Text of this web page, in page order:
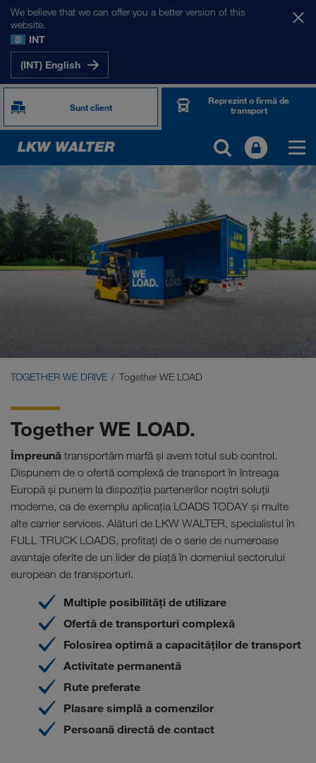
We believe that we can offer you a better version of this
website.
INT
(INT) English
Sunt client
Reprezint o firmă de
transport
TOGETHER WE DRIVE
WE LOAD
WE GROW
TOGETHER WE DRIVE Together WE LOAD
Together WE LOAD.
Împreună transportăm marfă și avem totul sub control.
Dispunem de o ofertă complexă de transport în întreaga
Europă și punem la dispoziția partenerilor noștri soluții
moderne, ca de exemplu aplicația LOADS TODAY și multe
alte carrier services. Alături de LKW WALTER, specialistul în
FULL TRUCK LOADS, profitați de o serie de numeroase
avantaje oferite de un lider de piață în domeniul sectorului
european de transporturi.
Multiple posibilități de utilizare
Ofertă de transporturi complexă
Folosirea optimă a capacităților de transport
Activitate permanentă
Rute preferate
Plasare simplă a comenzilor
Persoană directă de contact